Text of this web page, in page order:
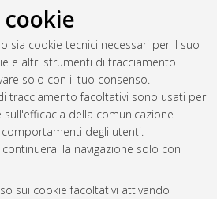
cookie
sia cookie tecnici necessari per il suo
e altri strumenti di tracciamento
solo con il tuo consenso.
tracciamento facoltativi sono usati per
della comunicazione
degli utenti.
la navigazione solo con i
sui cookie facoltativi attivando
del documento: